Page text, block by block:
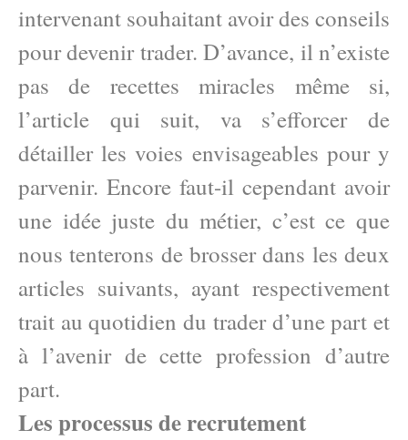
intervenant souhaitant avoir des conseils
pour devenir trader. D’avance, il n’existe
pas de recettes miracles même si,
l’article qui suit, va s’efforcer de
détailler les voies envisageables pour y
parvenir. Encore faut-il cependant avoir
une idée juste du métier, c’est ce que
nous tenterons de brosser dans les deux
articles suivants, ayant respectivement
trait au quotidien du trader d’une part et
à l’avenir de cette profession d’autre
part.
Les processus de recrutement